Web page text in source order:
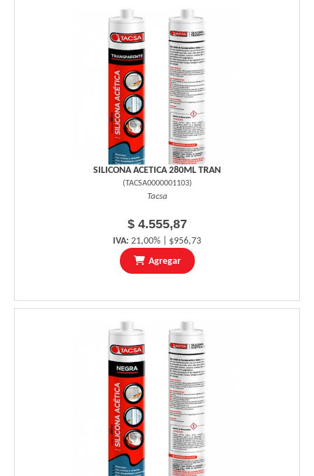
SILICONA ACETICA 280ML TRAN
(TACSA0000001103)
Tacsa
$ 4.555,87
IVA: 21,00% | $956,73
Agregar